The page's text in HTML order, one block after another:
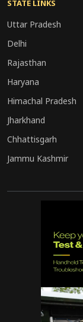
के लिए पुलिस
है और चश्मदीदों
STATE LINKS
Uttar Pradesh
Delhi
Rajasthan
Haryana
Himachal Pradesh
Jharkhand
Chhattisgarh
Jammu Kashmir